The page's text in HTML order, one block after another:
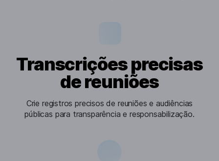
Transcrições precisas
de reuniões
Crie registros precisos de reuniões e audiências
públicas para transparência e responsabilização.